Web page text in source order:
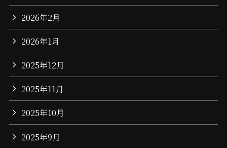
2026年2月
2026年1月
2025年12月
2025年11月
2025年10月
2025年9月